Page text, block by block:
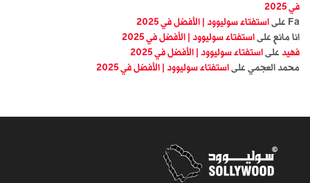
في 2025
Fa على استفتاء سوليوود | الأفضل في 2025
انا مانع على استفتاء سوليوود | الأفضل في 2025
فهيد على استفتاء سوليوود | الأفضل في 2025
محمد العجمي على استفتاء سوليوود | الأفضل في 2025